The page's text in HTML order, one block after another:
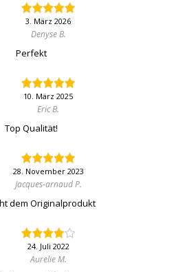
3. März 2026
Denyse B.
Perfekt
10. März 2025
Eric B.
Top Qualität!
28. November 2023
Jacques-arnaud P.
dem Originalprodukt
24. Juli 2022
Aurelie M.